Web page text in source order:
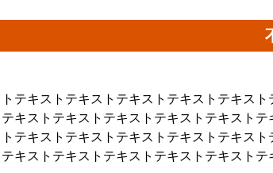
テキストテキストテキストテキストテキス
キストテキストテキストテキストテキストテ
テキストテキストテキストテキストテキス
キストテキストテキストテキストテキストテ